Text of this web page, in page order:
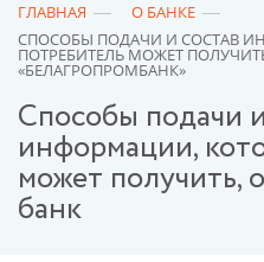
ГЛАВНАЯ
О БАНКЕ
СПОСОБЫ ПОДАЧИ И СОСТАВ
ПОТРЕБИТЕЛЬ МОЖЕТ
«БЕЛАГРОПРОМБАНК»
Способы подачи
информации,
может получить,
банк